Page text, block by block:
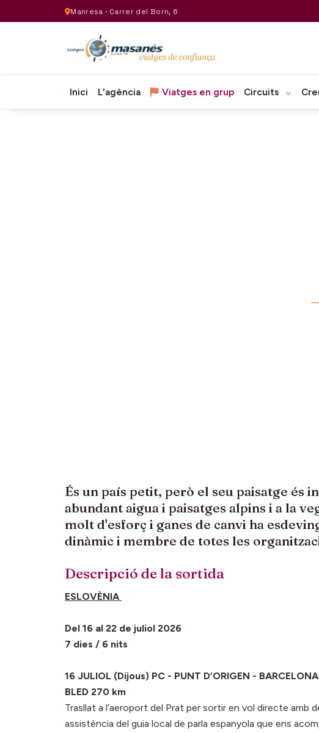
Manresa · Carrer del Born, 6
Inici L'agència Viatges en grup Circuits
És un país petit, però el seu paisatge és
abundant aigua i paisatges alpins i a la
molt d'esforç i ganes de canvi ha
dinàmic i membre de totes les
Descripció de la sortida
ESLOVÈNIA
Del 16 al 22 de juliol 2026
7 dies / 6 nits
16 JULIOL (Dijous) PC - PUNT D’ORIGEN -
BLED 270 km
Trasllat a l’aeroport del Prat per sortir en vol directe amb
assistència del guia local de parla espanyola que ens